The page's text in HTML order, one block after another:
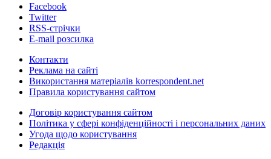
Facebook
Twitter
RSS-стрічки
E-mail розсилка
Контакти
Реклама на сайті
Використання матеріалів korrespondent.net
Правила користування сайтом
Договір користування сайтом
Політика у сфері конфіденційності і персональних даних
Угода щодо користування
Редакція